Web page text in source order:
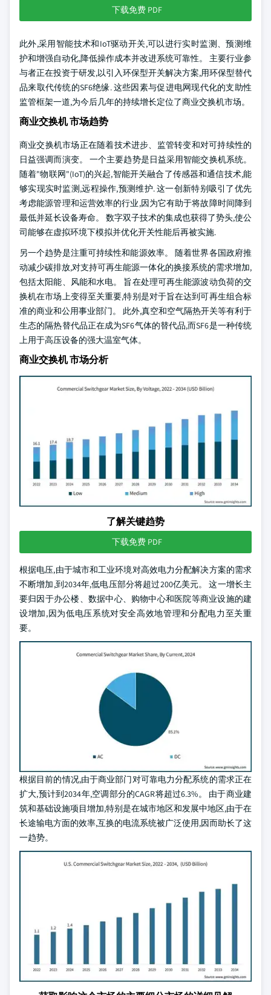
下载免费 PDF
此外,采用智能技术和IoT驱动开关,可以进行实时监测、预测维
护和增强自动化,降低操作成本并改进系统可靠性。 主要行业参
与者正在投资于研发,以引入环保型开关解决方案,用环保型替代
品来取代传统的SF6绝缘. 这些因素与促进电网现代化的支助性
监管框架一道,为今后几年的持续增长定位了商业交换机市场。
商业交换机 市场趋势
商业交换机市场正在随着技术进步、监管转变和对可持续性的
日益强调而演变。 一个主要趋势是日益采用智能交换机系统。
随着"物联网"(IoT)的兴起,智能开关融合了传感器和通信技术,能
够实现实时监测,远程操作,预测维护. 这一创新特别吸引了优先
考虑能源管理和运营效率的行业,因为它有助于将故障时间降到
最低并延长设备寿命。 数字双子技术的集成也获得了势头,使公
司能够在虚拟环境下模拟并优化开关性能后再被实施.
另一个趋势是注重可持续性和能源效率。 随着世界各国政府推
动减少碳排放,对支持可再生能源一体化的换接系统的需求增加,
包括太阳能、风能和水电。 旨在处理可再生能源波动负荷的交
换机在市场上变得至关重要,特别是对于旨在达到可再生组合标
准的商业和公用事业部门。 此外,真空和空气隔热开关等有利于
生态的隔热替代品正在成为SF6气体的替代品,而SF6是一种传统
上用于高压设备的强大温室气体。
商业交换机 市场分析
了解关键趋势
下载免费 PDF
根据电压,由于城市和工业环境对高效电力分配解决方案的需求
不断增加,到2034年,低电压部分将超过200亿美元。 这一增长主
要归因于办公楼、数据中心、购物中心和医院等商业设施的建
设增加,因为低电压系统对安全高效地管理和分配电力至关重
要。
根据目前的情况,由于商业部门对可靠电力分配系统的需求正在
扩大,预计到2034年,空调部分的CAGR将超过6.3%。 由于商业建
筑和基础设施项目增加,特别是在城市地区和发展中地区,由于在
长途输电方面的效率,互换的电流系统被广泛使用,因而助长了这
一趋势。